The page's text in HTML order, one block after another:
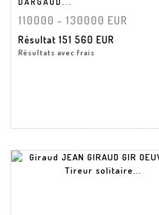
110000 - 130000 EUR
Résultat 151 560 EUR
Résultats avec frais